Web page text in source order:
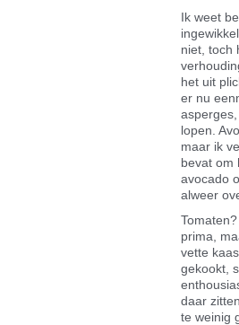
Ik weet
niet, toch
het uit
er nu
lopen.
maar ik
bevat om
avocado
alweer
prima,
vette
gekookt,
daar
te weinig